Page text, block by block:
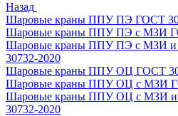
Назад
Шаровые краны ППУ ПЭ ГОСТ
Шаровые краны ППУ ПЭ с МЗИ
Шаровые краны ППУ ПЭ с МЗИ и
30732-2020
Шаровые краны ППУ ОЦ ГОСТ
Шаровые краны ППУ ОЦ с МЗИ
Шаровые краны ППУ ОЦ с МЗИ и
30732-2020